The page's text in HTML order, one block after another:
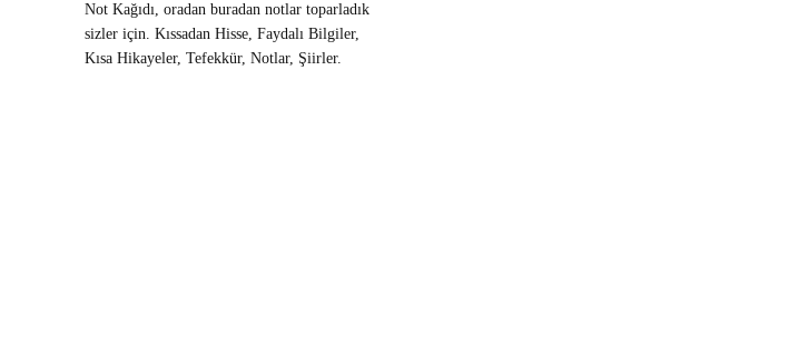
Not Kağıdı, oradan buradan notlar toparladık
sizler için. Kıssadan Hisse, Faydalı Bilgiler,
Kısa Hikayeler, Tefekkür, Notlar, Şiirler.